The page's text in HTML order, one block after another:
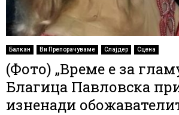
Балкан Ви Препорачуваме Слајдер Сцена
(Фото) „Време е за
Благица Павловска
изненади